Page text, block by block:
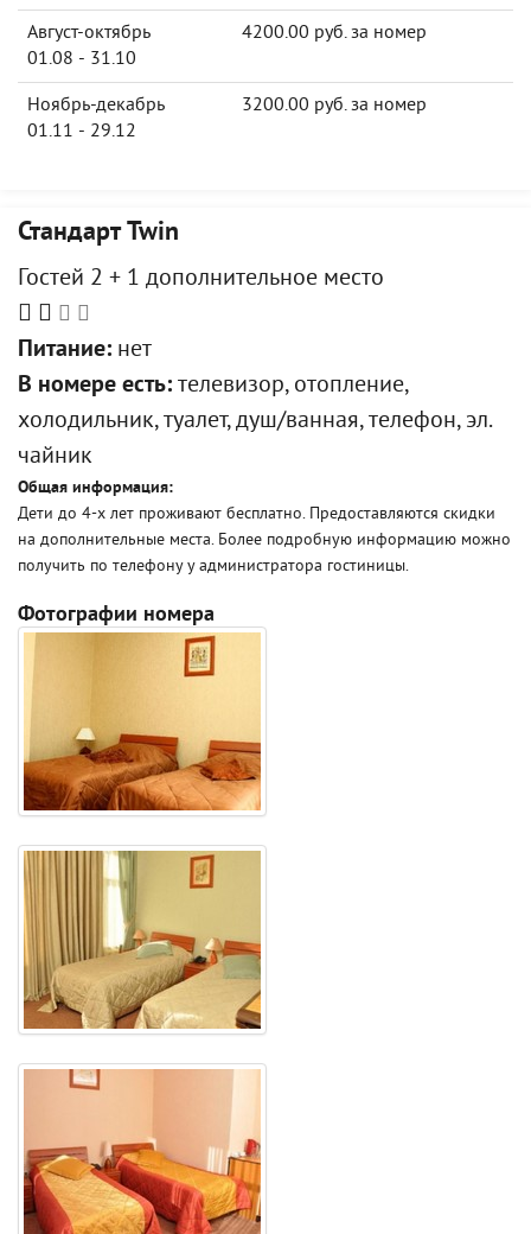
Август-октябрь
01.08 - 31.10
4200.00 руб. за номер
Ноябрь-декабрь
01.11 - 29.12
3200.00 руб. за номер
Стандарт Twin
Гостей 2 + 1 дополнительное место
Питание: нет
В номере есть: телевизор, отопление,
холодильник, туалет, душ/ванная, телефон, эл.
чайник
Общая информация:
Дети до 4-х лет проживают бесплатно. Предоставляются скидки
на дополнительные места. Более подробную информацию можно
получить по телефону у администратора гостиницы.
Фотографии номера